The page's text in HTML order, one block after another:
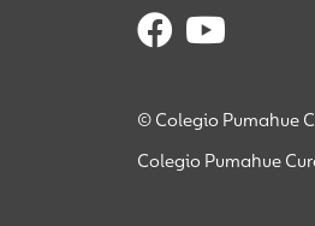
© Colegio Pumahue
Colegio Pumahue